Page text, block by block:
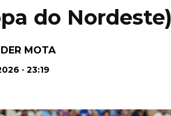
do
MOTA
· 23:19